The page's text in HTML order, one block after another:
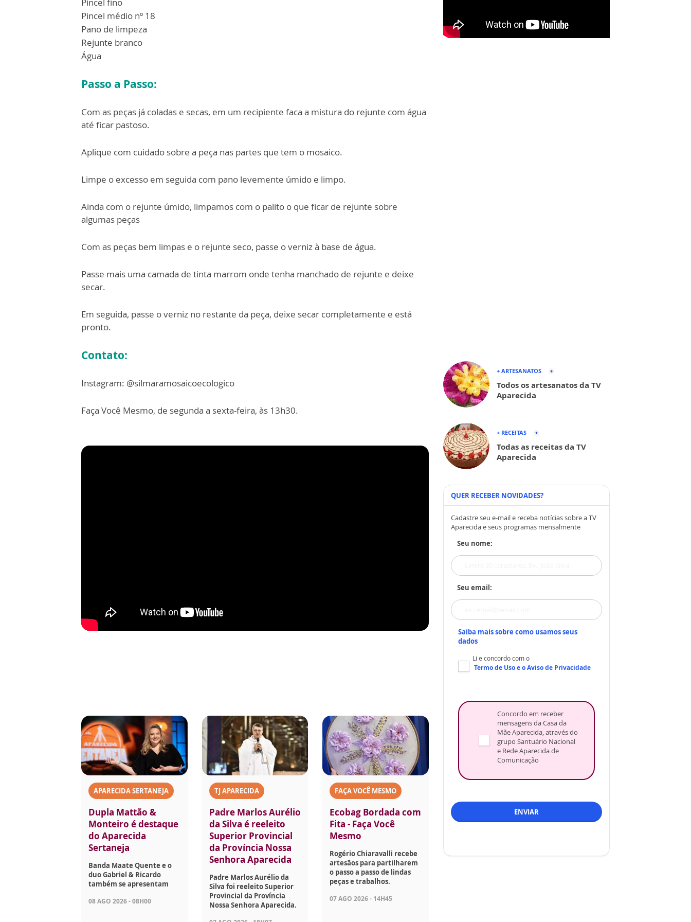
Pincel fino
Pincel médio nº 18
Pano de limpeza
Rejunte branco
Água
Passo a Passo:
Com as peças já coladas e secas, em um recipiente faca a mistura do rejunte com água
até ficar pastoso.
Aplique com cuidado sobre a peça nas partes que tem o mosaico.
Limpe o excesso em seguida com pano levemente úmido e limpo.
Ainda com o rejunte úmido, limpamos com o palito o que ficar de rejunte sobre
algumas peças
Com as peças bem limpas e o rejunte seco, passe o verniz à base de água.
Passe mais uma camada de tinta marrom onde tenha manchado de rejunte e deixe
secar.
Em seguida, passe o verniz no restante da peça, deixe secar completamente e está
pronto.
Contato:
Instagram: @silmaramosaicoecologico
Faça Você Mesmo, de segunda a sexta-feira, às 13h30.
APARECIDA SERTANEJA
Dupla Mattão &
Monteiro é destaque
do Aparecida
Sertaneja
Banda Maate Quente e o
duo Gabriel & Ricardo
também se apresentam
08 AGO 2026 - 08H00
TJ APARECIDA
Padre Marlos Aurélio
da Silva é reeleito
Superior Provincial
da Província Nossa
Senhora Aparecida
Padre Marlos Aurélio da
Silva foi reeleito Superior
Provincial da Província
Nossa Senhora Aparecida.
FAÇA VOCÊ MESMO
Ecobag Bordada com
Fita - Faça Você
Mesmo
Rogério Chiaravalli recebe
artesãos para partilharem
o passo a passo de lindas
peças e trabalhos.
07 AGO 2026 - 14H45
+ ARTESANATOS
Todos os artesanatos da TV
Aparecida
+ RECEITAS
Todas as receitas da TV
Aparecida
QUER RECEBER NOVIDADES?
Cadastre seu e-mail e receba notícias sobre a TV
Aparecida e seus programas mensalmente
Seu nome:
Seu email:
Saiba mais sobre como usamos seus
dados
Li e concordo com o
Termo de Usoe oAviso de Privacidade
Concordo em receber
mensagens da Casa da
Mãe Aparecida, através do
grupo Santuário Nacional
e Rede Aparecida de
Comunicação
ENVIAR